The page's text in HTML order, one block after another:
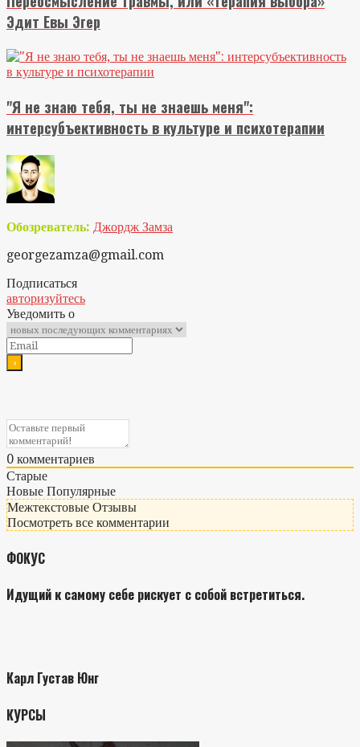
Эдит Евы Эгер
"Я не знаю тебя, ты не знаешь меня":
интерсубъективность в культуре и психотерапии
Обозреватель: Джордж Замза
georgezamza@gmail.com
Подписаться
авторизуйтесь
Уведомить о
0 комментариев
Старые
Новые Популярные
Межтекстовые Отзывы
Посмотреть все комментарии
ФОКУС
Идущий к самому себе рискует с собой встретиться.
Карл Густав Юнг
КУРСЫ